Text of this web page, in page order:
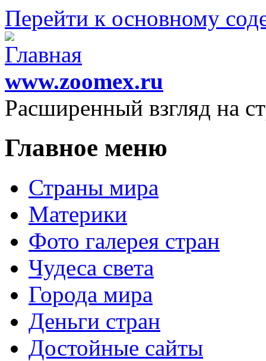
Перейти к основному
www.zoomex.ru
Расширенный взгляд на
Главное меню
Страны мира
Материки
Фото галерея стран
Чудеса света
Города мира
Деньги стран
Достойные сайты